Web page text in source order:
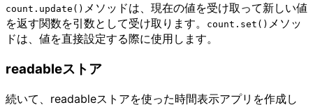
count.update() メソッドは、現在の値を受け取って新しい値
を返す関数を引数として受け取ります。
count.set() メソッ
ドは、値を直接設定する際に使用します。
readableストア
続いて、readableストアを使った時間表示アプリを作成し